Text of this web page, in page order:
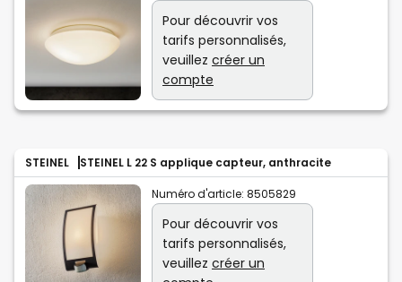
Pour découvrir vos
tarifs personnalisés,
veuillez créer un
compte
STEINEL STEINEL L 22 S applique capteur, anthracite
Numéro d'article: 8505829
Pour découvrir vos
tarifs personnalisés,
veuillez créer un